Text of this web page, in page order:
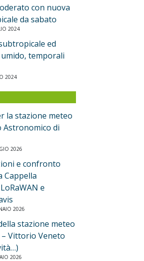
con nuova
da sabato
2024
ed
temporali
2024
la stazione meteo
Astronomico di
2026
e confronto
Cappella
e
2026
stazione meteo
– Vittorio Veneto
2026